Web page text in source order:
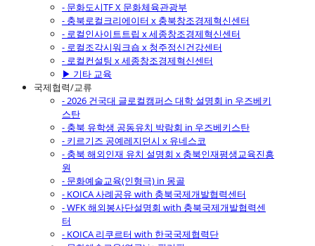
- 문화도시TF X 문화체육관광부
- 충북로컬크리에이터 x 충북창조경제혁신센터
- 로컬인사이트트립 x 세종창조경제혁신센터
- 로컬조각시워크숍 x 청주정신건강센터
- 로컬컨설팅 x 세종창조경제혁신센터
▶ 기타 교육
국제협력/교류
- 2026 건국대 글로컬캠퍼스 대학 설명회 in 우즈베키
스탄
- 충북 유학생 공동유치 박람회 in 우즈베키스탄
- 키르기즈 공예레지던시 x 유네스코
- 충북 해외인재 유치 설명회 x 충북인재평생교육진흥
원
- 문화예술교육(인형극) in 몽골
- KOICA 사례공유 with 충북국제개발협력센터
- WFK 해외봉사단설명회 with 충북국제개발협력센
터
- KOICA 리쿠르터 with 한국국제협력단